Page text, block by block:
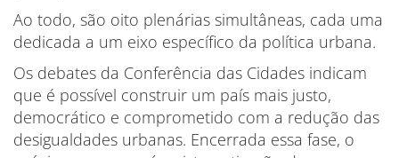
Ao todo, são oito plenárias simultâneas, cada uma
dedicada a um eixo específico da política urbana.
Os debates da Conferência das Cidades indicam
que é possível construir um país mais justo,
democrático e comprometido com a redução das
desigualdades urbanas. Encerrada essa fase, o